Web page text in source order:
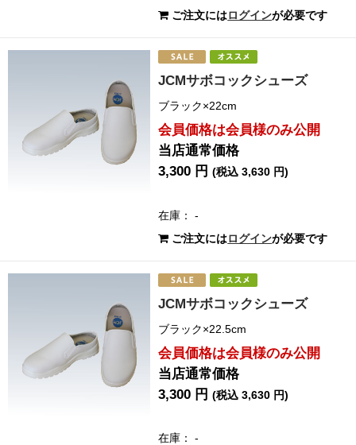
ご注文にはログインが必要です
JCMサボコックシューズ
ブラック×22cm
会員価格は会員様のみ公開
当店通常価格
3,300 円(税込 3,630 円)
在庫： -
ご注文にはログインが必要です
JCMサボコックシューズ
ブラック×22.5cm
会員価格は会員様のみ公開
当店通常価格
3,300 円(税込 3,630 円)
在庫： -